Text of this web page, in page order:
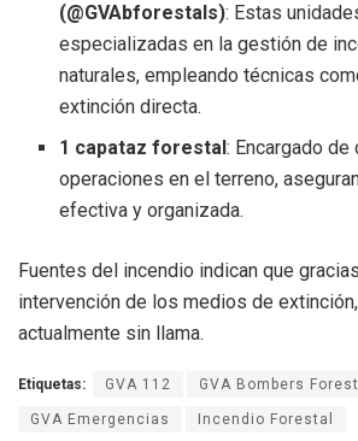
(@GVAbforestals): Estas
especializadas en la gestión de
naturales, empleando técnicas
extinción directa.
1 capataz forestal: Encargado de
operaciones en el terreno,
efectiva y organizada.
Fuentes del incendio indican que
intervención de los medios de
actualmente sin llama.
Etiquetas: GVA 112 GVA Bombers
GVA Emergencias Incendio Forestal